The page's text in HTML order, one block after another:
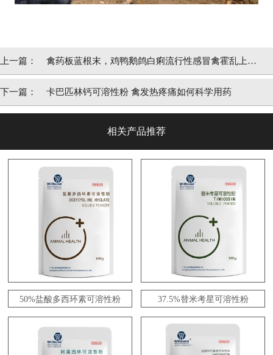
上一篇： 禽药板蓝根末，鸡鸭鹅鸽白痢流行性感冒禽霍乱上呼
吸道感染
下一篇： 卡巴匹林钙可溶性粉 禽发热疼痛如何科学用药
相关产品推荐
50%盐酸多西环素可溶性粉 37.5%替米考星可溶性粉